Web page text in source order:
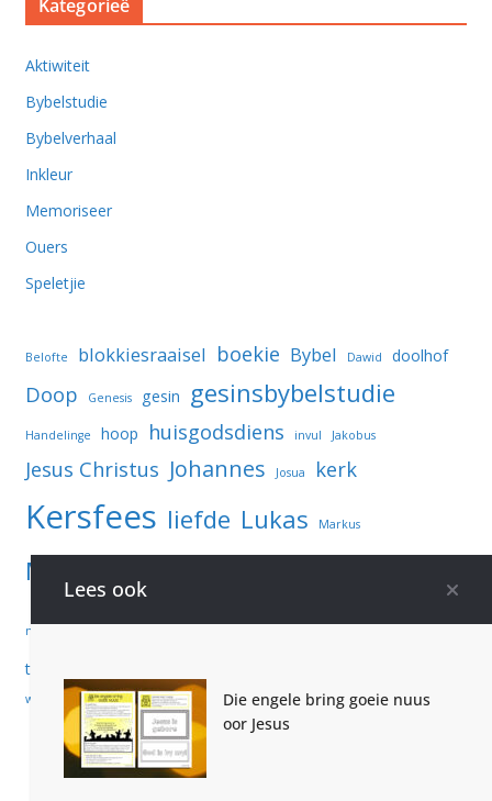
Kategorieë
Aktiwiteit
Bybelstudie
Bybelverhaal
Inkleur
Memoriseer
Ouers
Speletjie
Belofte blokkiesraaisel boekie Bybel Dawid doolhof
Doop Genesis gesin gesinsbybelstudie
Handelinge hoop huisgodsdiens invul Jakobus
Jesus Christus Johannes Josua kerk
Kersfees liefde Lukas Markus
Matteus
notas Paasfees Romeine teksvers
toets jou kennis
wysheid
Lees ook
Die engele bring goeie nuus
oor Jesus